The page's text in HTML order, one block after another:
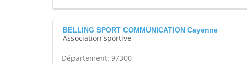
BELLING SPORT COMMUNICATION Cayenne
Association sportive
Département: 97300